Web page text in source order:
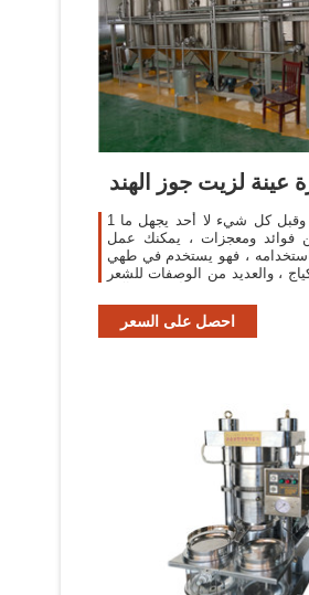
عينة لزيت جوز الهند
1 زيت جوز الهند أولا وقبل كل شيء لا أحد يجهل ما
فوائد ومعجزات ، يمكنك عمل
باستخدامه ، فهو يستخدم في طهي
، والعديد من الوصفات للشعر
احصل على السعر